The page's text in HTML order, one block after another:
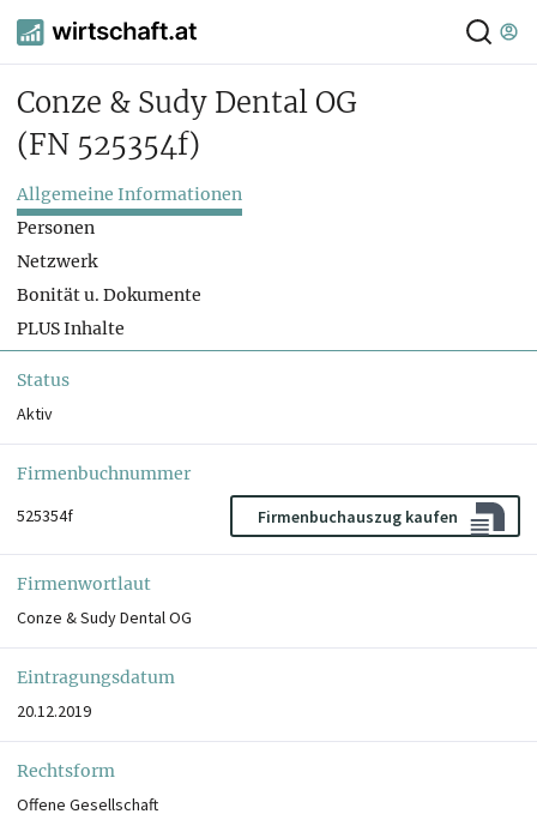
Conze & Sudy Dental OG
(FN 525354f)
Allgemeine Informationen
Personen
Netzwerk
Bonität u. Dokumente
PLUS Inhalte
Status
Aktiv
Firmenbuchnummer
525354f
Firmenbuchauszug kaufen
Firmenwortlaut
Conze & Sudy Dental OG
Eintragungsdatum
20.12.2019
Rechtsform
Offene Gesellschaft